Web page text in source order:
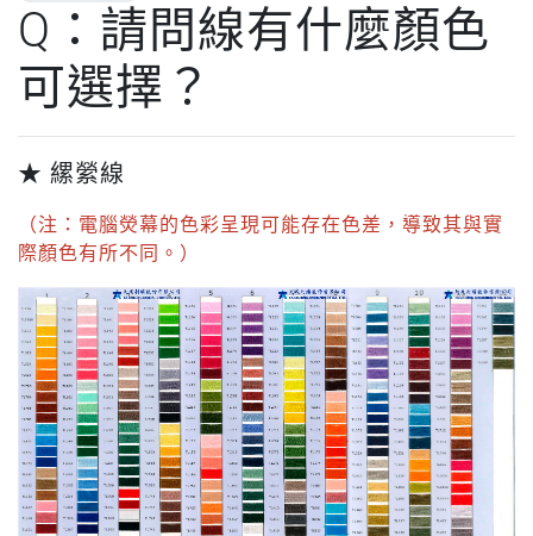
Q：請問線有什麼顏色
可選擇？
★ 縲縈線
（注：電腦熒幕的色彩呈現可能存在色差，導致其與實
際顏色有所不同。）